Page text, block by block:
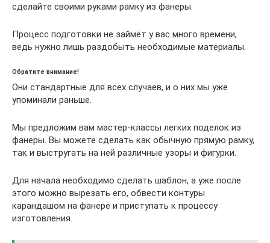
сделайте своими руками рамку из фанеры.
Процесс подготовки не займёт у вас много времени,
ведь нужно лишь раздобыть необходимые материалы.
Обратите внимание!
Они стандартные для всех случаев, и о них мы уже
упоминали раньше.
Мы предложим вам мастер-классы легких поделок из
фанеры. Вы можете сделать как обычную прямую рамку,
так и выстругать на ней различные узоры и фигурки.
Для начала необходимо сделать шаблон, а уже после
этого можно вырезать его, обвести контуры
карандашом на фанере и приступать к процессу
изготовления.